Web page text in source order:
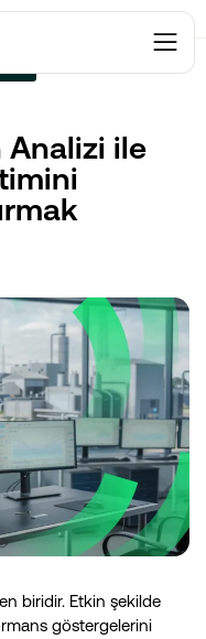
Analizi ile
biridir. Etkin şekilde
göstergelerini